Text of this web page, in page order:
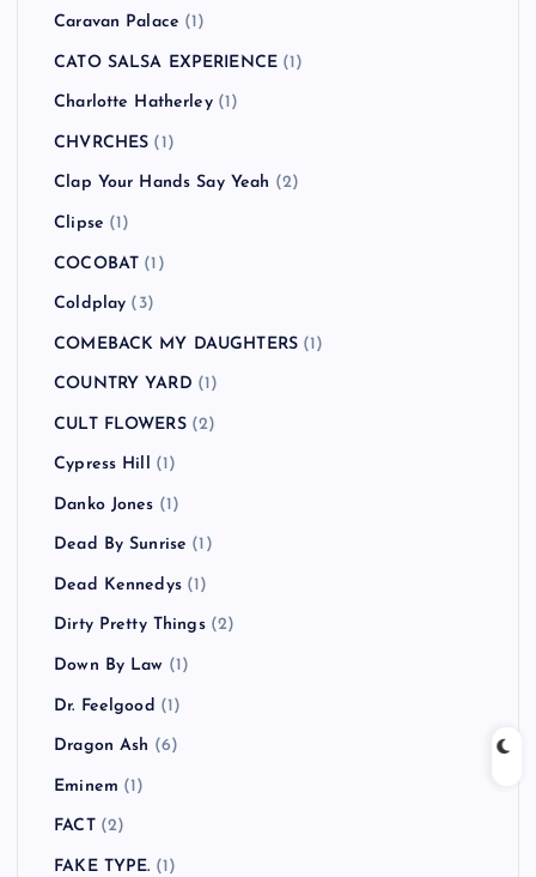
Caravan Palace (1)
CATO SALSA EXPERIENCE (1)
Charlotte Hatherley(1)
CHVRCHES (1)
Clap Your Hands Say Yeah (2)
Clipse (1)
COCOBAT (1)
Coldplay (3)
COMEBACK MY DAUGHTERS (1)
COUNTRY YARD (1)
CULT FLOWERS(2)
Cypress Hill (1)
Danko Jones (1)
Dead By Sunrise (1)
Dead Kennedys(1)
Dirty Pretty Things(2)
Down By Law (1)
Dr. Feelgood (1)
Dragon Ash (6)
Eminem (1)
FACT(2)
FAKE TYPE. (1)